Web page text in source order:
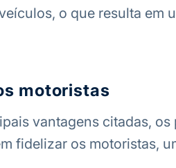
o que resulta em
motoristas
vantagens citadas,
fidelizar os motoristas,